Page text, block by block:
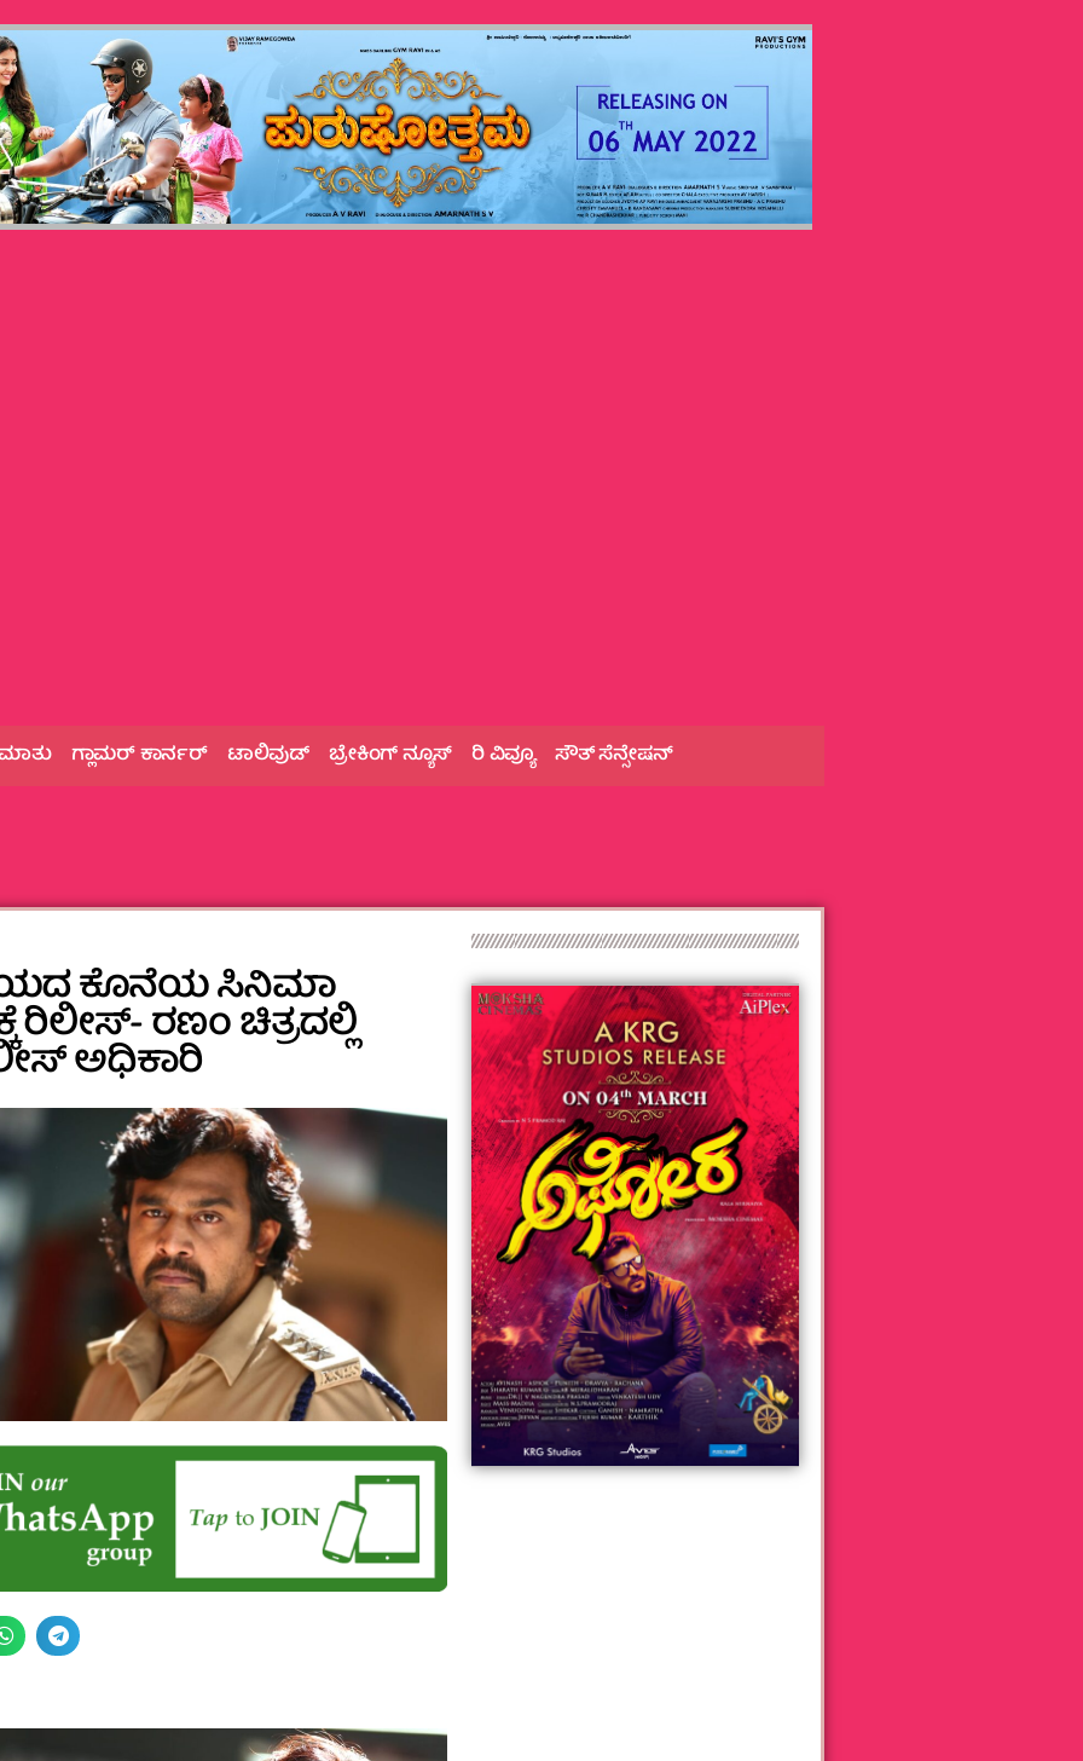
ಗ್ಲಾಮರ್‌ ಕಾರ್ನರ್ ಟಾಲಿವುಡ್ ಬ್ರೇಕಿಂಗ್‌ ನ್ಯೂಸ್ ರಿ ವಿವ್ಯೂ ಸೌತ್‌ ಸೆನ್ಸೇಷನ್
||
ಮಹಾತಾಯಿ! | Karnataka ||
ಕೊನೆಯ ಸಿನಿಮಾ
ರಿಲೀಸ್‌- ರಣಂ ಚಿತ್ರದಲ್ಲಿ
ಅಧಿಕಾರಿ